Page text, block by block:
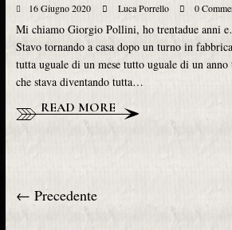
16 Giugno 2020 Luca Porrello 0
Mi chiamo Giorgio Pollini, ho trentadue anni
Stavo tornando a casa dopo un turno in
tutta uguale di un mese tutto uguale di un
che stava diventando tutta…
READ MORE
← Precedente